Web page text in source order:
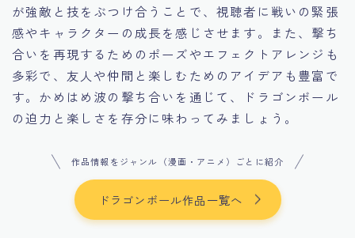
が強敵と技をぶつけ合うことで、視聴者に戦いの緊張
感やキャラクターの成長を感じさせます。また、撃ち
合いを再現するためのポーズやエフェクトアレンジも
多彩で、友人や仲間と楽しむためのアイデアも豊富で
す。かめはめ波の撃ち合いを通じて、ドラゴンボール
の迫力と楽しさを存分に味わってみましょう。
作品情報をジャンル（漫画・アニメ）ごとに紹介
ドラゴンボール作品一覧へ